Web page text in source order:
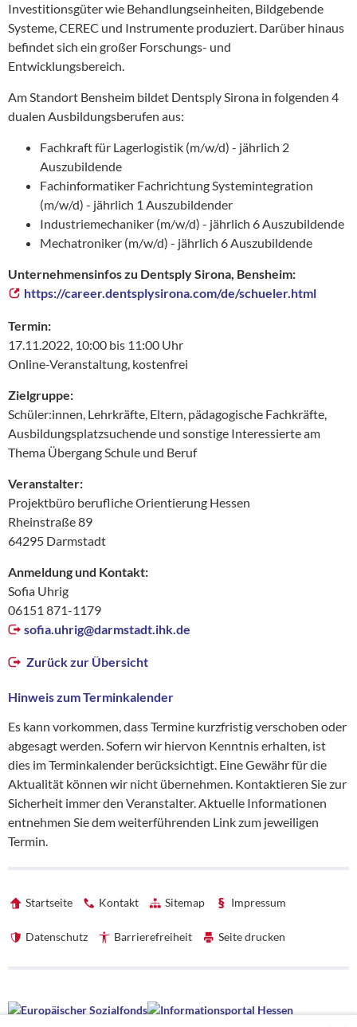
Investitionsgüter wie Behandlungseinheiten, Bildgebende
Systeme, CEREC und Instrumente produziert. Darüber hinaus
befindet sich ein großer Forschungs- und
Entwicklungsbereich.
Am Standort Bensheim bildet Dentsply Sirona in folgenden 4
dualen Ausbildungsberufen aus:
Fachkraft für Lagerlogistik (m/w/d) - jährlich 2
Auszubildende
Fachinformatiker Fachrichtung Systemintegration
(m/w/d) - jährlich 1 Auszubildender
Industriemechaniker (m/w/d) - jährlich 6 Auszubildende
Mechatroniker (m/w/d) - jährlich 6 Auszubildende
Unternehmensinfos zu Dentsply Sirona, Bensheim:
https://career.dentsplysirona.com/de/schueler.html
Termin:
17.11.2022, 10:00 bis 11:00 Uhr
Online-Veranstaltung, kostenfrei
Zielgruppe:
Schüler:innen, Lehrkräfte, Eltern, pädagogische Fachkräfte,
Ausbildungsplatzsuchende und sonstige Interessierte am
Thema Übergang Schule und Beruf
Veranstalter:
Projektbüro berufliche Orientierung Hessen
Rheinstraße 89
64295 Darmstadt
Anmeldung und Kontakt:
Sofia Uhrig
06151 871-1179
sofia.uhrig@darmstadt.ihk.de
Zurück zur Übersicht
Hinweis zum Terminkalender
Es kann vorkommen, dass Termine kurzfristig verschoben oder
abgesagt werden. Sofern wir hiervon Kenntnis erhalten, ist
dies im Terminkalender berücksichtigt. Eine Gewähr für die
Aktualität können wir nicht übernehmen. Kontaktieren Sie zur
Sicherheit immer den Veranstalter. Aktuelle Informationen
entnehmen Sie dem weiterführenden Link zum jeweiligen
Termin.
Startseite Kontakt Sitemap Impressum
Datenschutz Barrierefreiheit Seite drucken